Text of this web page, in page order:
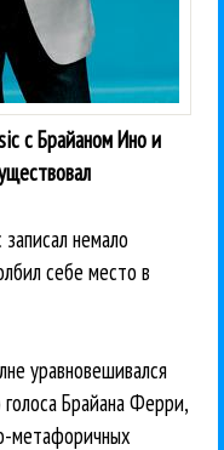
с Брайаном Ино и
немало
себе место в
уравновешивался
Брайана Ферри,
метафоричных